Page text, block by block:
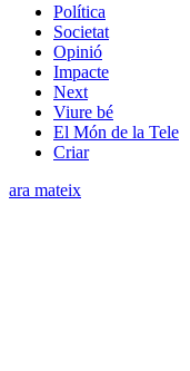
Política
Societat
Opinió
Impacte
Next
Viure bé
El Món de la Tele
Criar
ara mateix